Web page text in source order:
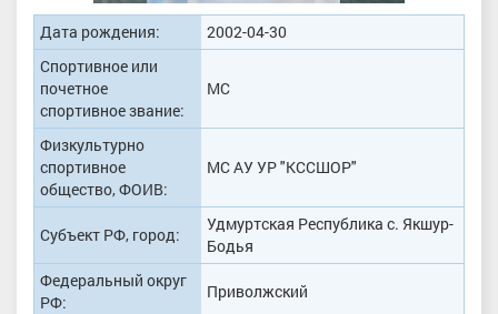
Дата рождения:
2002-04-30
Спортивное или
почетное
спортивное звание:
МС
Физкультурно
спортивное
общество, ФОИВ:
МС АУ УР "КССШОР"
Субъект РФ, город:
Удмуртская Республика с. Якшур-
Бодья
Федеральный округ
РФ:
Приволжский